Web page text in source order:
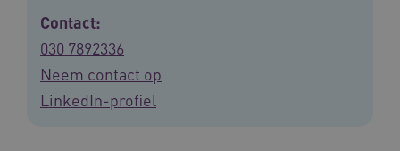
Contact:
030 7892336
Neem contact op
LinkedIn-profiel